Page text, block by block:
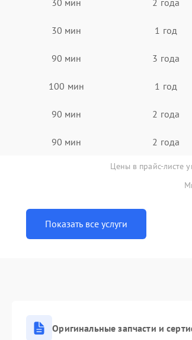
30 мин 1 год
90 мин 3 года
100 мин 1 год
90 мин 2 года
90 мин 2 года
Цены в прайс-листе
Показать все услуги
Оригинальные запчасти и